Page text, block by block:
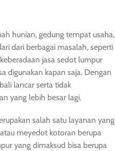
hunian, gedung tempat usaha,
dari berbagai masalah, seperti
jasa sedot lumpur
digunakan kapan saja. Dengan
lancar serta tidak
yang lebih besar lagi.
salah satu layanan yang
meyedot kotoran berupa
yang dimaksud bisa berupa